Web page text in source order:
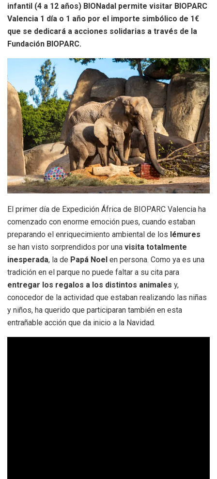
infantil (4 a 12 años) BIONadal permite visitar BIOPARC
Valencia 1 día o 1 año por el importe simbólico de 1€
que se dedicará a acciones solidarias a través de la
Fundación BIOPARC.
El primer día de Expedición África de BIOPARC Valencia ha
comenzado con enorme emoción pues, cuando estaban
preparando el enriquecimiento ambiental de los lémures
se han visto sorprendidos por una visita totalmente
inesperada, la de Papá Noel en persona. Como ya es una
tradición en el parque no puede faltar a su cita para
entregar los regalos a los distintos animales y,
conocedor de la actividad que estaban realizando las niñas
y niños, ha querido que participaran también en esta
entrañable acción que da inicio a la Navidad.